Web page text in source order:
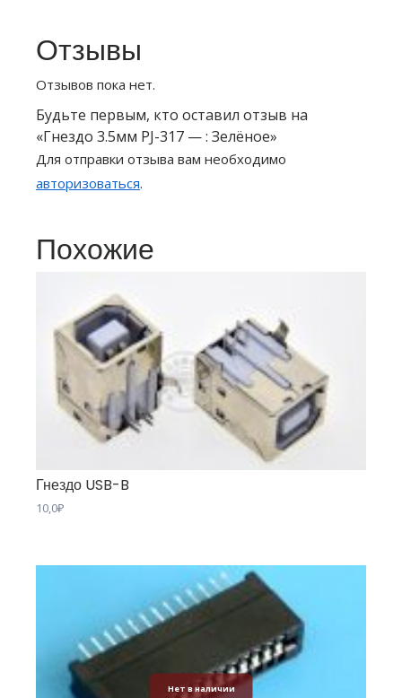
Отзывы
Отзывов пока нет.
Будьте первым, кто оставил отзыв на
«Гнездо 3.5мм PJ-317 — : Зелёное»
Для отправки отзыва вам необходимо
авторизоваться.
Похожие
Гнездо USB-B
10,0₽
Нет в наличии